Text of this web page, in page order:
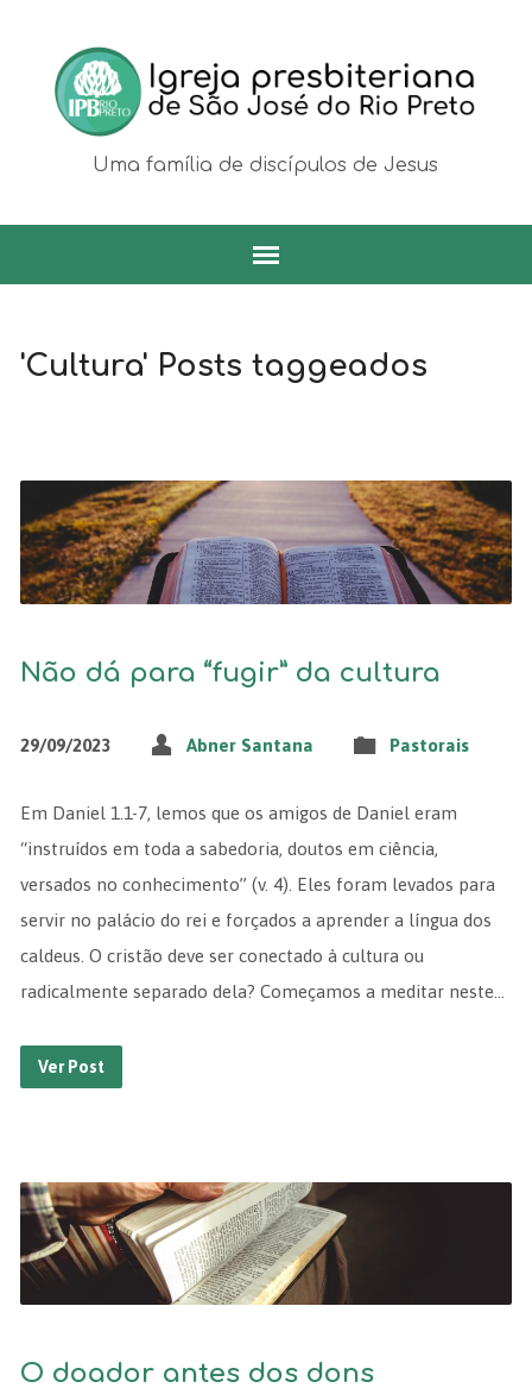
Uma família de discípulos de Jesus
'Cultura' Posts taggeados
Não dá para “fugir” da cultura
29/09/2023 Abner Santana Pastorais
Em Daniel 1.1-7, lemos que os amigos de Daniel eram
“instruídos em toda a sabedoria, doutos em ciência,
versados no conhecimento” (v. 4). Eles foram levados para
servir no palácio do rei e forçados a aprender a língua dos
caldeus. O cristão deve ser conectado à cultura ou
radicalmente separado dela? Começamos a meditar neste…
Ver Post
O doador antes dos dons